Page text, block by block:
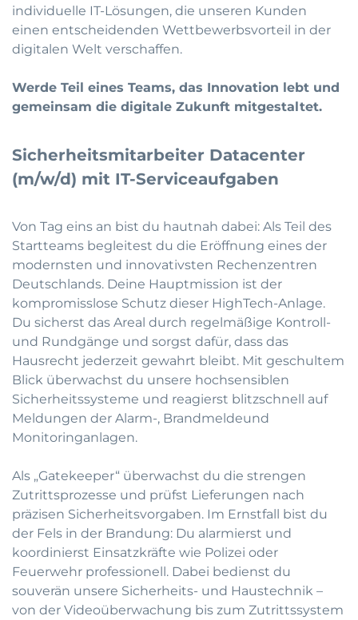
individuelle IT-Lösungen, die unseren Kunden
einen entscheidenden Wettbewerbsvorteil in der
digitalen Welt verschaffen.
Werde Teil eines Teams, das Innovation lebt und
gemeinsam die digitale Zukunft mitgestaltet.
Sicherheitsmitarbeiter Datacenter
(m/w/d) mit IT-Serviceaufgaben
Von Tag eins an bist du hautnah dabei: Als Teil des
Startteams begleitest du die Eröffnung eines der
modernsten und innovativsten Rechenzentren
Deutschlands. Deine Hauptmission ist der
kompromisslose Schutz dieser HighTech-Anlage.
Du sicherst das Areal durch regelmäßige Kontroll-
und Rundgänge und sorgst dafür, dass das
Hausrecht jederzeit gewahrt bleibt. Mit geschultem
Blick überwachst du unsere hochsensiblen
Sicherheitssysteme und reagierst blitzschnell auf
Meldungen der Alarm-, Brandmeldeund
Monitoringanlagen.
Als „Gatekeeper“ überwachst du die strengen
Zutrittsprozesse und prüfst Lieferungen nach
präzisen Sicherheitsvorgaben. Im Ernstfall bist du
der Fels in der Brandung: Du alarmierst und
koordinierst Einsatzkräfte wie Polizei oder
Feuerwehr professionell. Dabei bedienst du
souverän unsere Sicherheits- und Haustechnik –
von der Videoüberwachung bis zum Zutrittssystem